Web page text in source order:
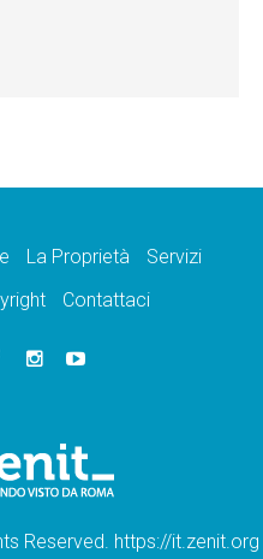
La Proprietà
Servizi
Contattaci
Reserved. https://it.zenit.org